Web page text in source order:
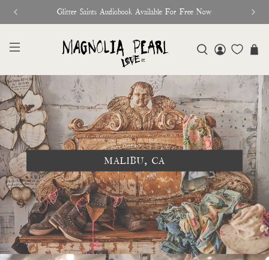
Glitter Saints Audiobook Available For Free Now
MALIBU, CA